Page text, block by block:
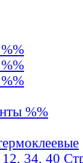
%%
34, 40